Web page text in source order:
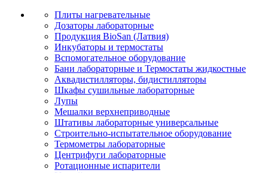
Плиты нагревательные
Дозаторы лабораторные
Продукция BioSan (Латвия)
Инкубаторы и термостаты
Вспомогательное оборудование
Бани лабораторные и Термостаты жидкостные
Аквадистилляторы, бидистилляторы
Шкафы сушильные лабораторные
Лупы
Мешалки верхнеприводные
Штативы лабораторные универсальные
Строительно-испытательное оборудование
Термометры лабораторные
Центрифуги лабораторные
Ротационные испарители